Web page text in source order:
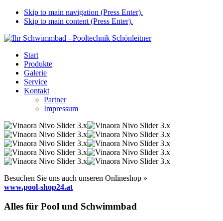
Skip to main navigation (Press Enter).
Skip to main content (Press Enter).
Start
Produkte
Galerie
Service
Kontakt
Partner
Impressum
Besuchen Sie uns auch unseren Onlineshop »
www.pool-shop24.at
Alles für Pool und Schwimmbad